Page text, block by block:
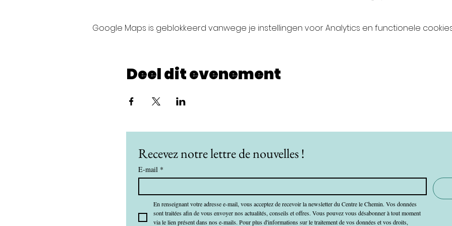
Google Maps is geblokkeerd vanwege je instellingen voor Analytics en functionele
Deel dit evenement
Recevez notre lettre de nouvelles !
E-mail *
En renseignant votre adresse e-mail, vous acceptez de recevoir la newsletter du Centre le Chemin. Vos données
sont traitées afin de vous envoyer nos actualités, conseils et offres. Vous pouvez vous désabonner à tout moment
via le lien présent dans nos e-mails. Pour plus d'informations sur le traitement de vos données et vos droits,